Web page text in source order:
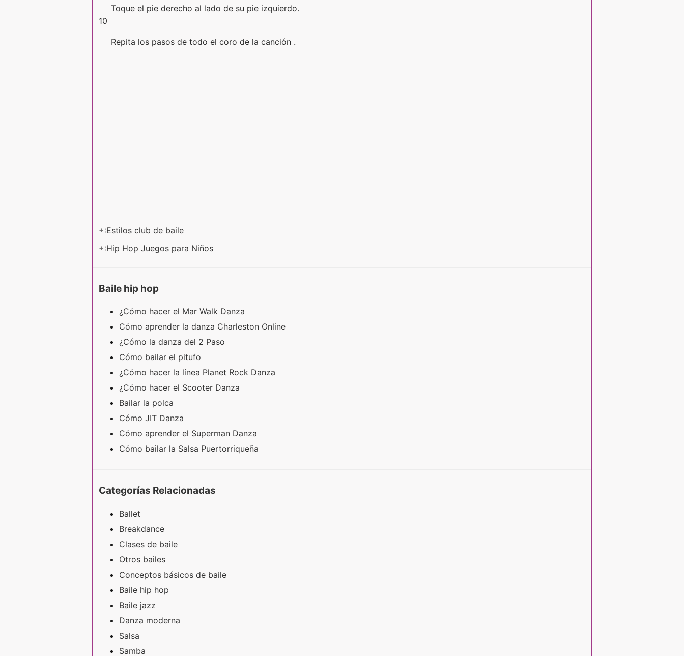
Toque el pie derecho al lado de su pie izquierdo.
10
Repita los pasos de todo el coro de la canción .
+:Estilos club de baile
+:Hip Hop Juegos para Niños
Baile hip hop
¿Cómo hacer el Mar Walk Danza
Cómo aprender la danza Charleston Online
¿Cómo la danza del 2 Paso
Cómo bailar el pitufo
¿Cómo hacer la línea Planet Rock Danza
¿Cómo hacer el Scooter Danza
Bailar la polca
Cómo JIT Danza
Cómo aprender el Superman Danza
Cómo bailar la Salsa Puertorriqueña
Categorías Relacionadas
Ballet
Breakdance
Clases de baile
Otros bailes
Conceptos básicos de baile
Baile hip hop
Baile jazz
Danza moderna
Salsa
Samba